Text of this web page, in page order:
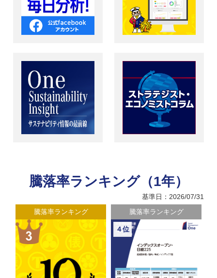
騰落率ランキング（1年）
基準日：2026/07/31
騰落率ランキング
騰落率ランキング
４位